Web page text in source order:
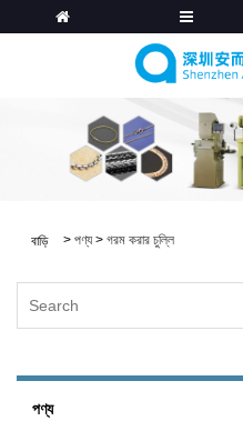
বাড়ি > পণ্য> গরম করার চুল্লি
পণ্য